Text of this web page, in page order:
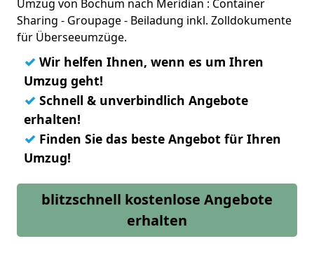
Umzug von Bochum nach Meridian : Container
Sharing - Groupage - Beiladung inkl. Zolldokumente
für Überseeumzüge.
✓ Wir helfen Ihnen, wenn es um Ihren
Umzug geht!
✓ Schnell & unverbindlich Angebote
erhalten!
✓ Finden Sie das beste Angebot für Ihren
Umzug!
blitzschnell kostenlose Angebote
erhalten